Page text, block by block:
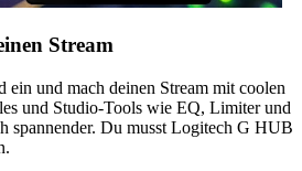
Stream
ein und mach deinen Stream mit coolen
und Studio-Tools wie EQ, Limiter und
spannender. Du musst Logitech G HUB